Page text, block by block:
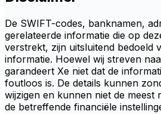
De SWIFT-codes, banknamen,
gerelateerde informatie die op
verstrekt, zijn uitsluitend bedoeld
informatie. Hoewel wij streven
garandeert Xe niet dat de
foutloos is. De details kunnen
wijzigen en kunnen niet de meest
de betreffende financiële